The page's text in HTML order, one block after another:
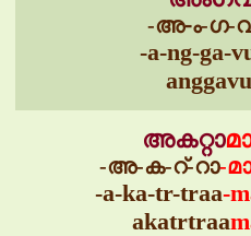
-അ-ം-ഗ-
-a-ng-ga-
anggavu
അകറ്റാമാ
-അ-ക-റ്-റാ-
-a-ka-tr-traa-
akatrtraa